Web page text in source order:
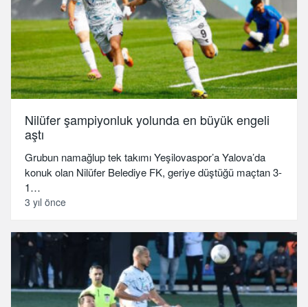
Nilüfer şampiyonluk yolunda en büyük engeli
aştı
Grubun namağlup tek takımı Yeşilovaspor’a Yalova’da
konuk olan Nilüfer Belediye FK, geriye düştüğü maçtan 3-
1…
3 yıl önce